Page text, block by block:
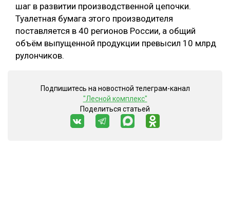
шаг в развитии производственной цепочки.
Туалетная бумага этого производителя
поставляется в 40 регионов России, а общий
объём выпущенной продукции превысил 10 млрд
рулончиков.
Подпишитесь на новостной телеграм-канал
"Лесной комплекс"
Поделиться статьей